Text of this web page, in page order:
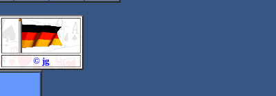
© jg